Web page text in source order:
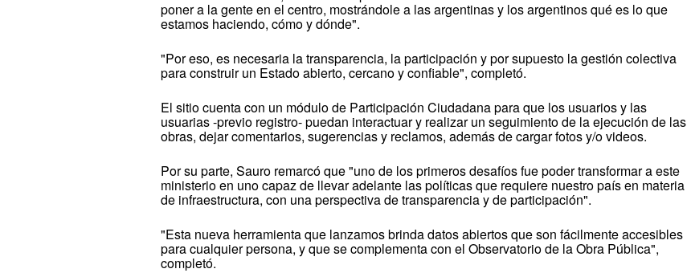
poner a la gente en el centro, mostrándole a las argentinas y los argentinos qué es lo que
estamos haciendo, cómo y dónde".
"Por eso, es necesaria la transparencia, la participación y por supuesto la gestión colectiva
para construir un Estado abierto, cercano y confiable", completó.
El sitio cuenta con un módulo de Participación Ciudadana para que los usuarios y las
usuarias -previo registro- puedan interactuar y realizar un seguimiento de la ejecución de las
obras, dejar comentarios, sugerencias y reclamos, además de cargar fotos y/o videos.
Por su parte, Sauro remarcó que "uno de los primeros desafíos fue poder transformar a este
ministerio en uno capaz de llevar adelante las políticas que requiere nuestro país en materia
de infraestructura, con una perspectiva de transparencia y de participación".
"Esta nueva herramienta que lanzamos brinda datos abiertos que son fácilmente accesibles
para cualquier persona, y que se complementa con el Observatorio de la Obra Pública",
completó.